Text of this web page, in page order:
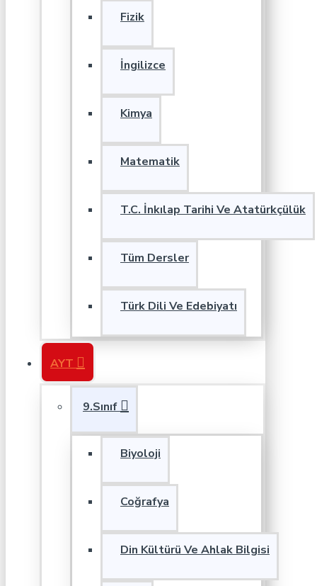
Fizik
İngilizce
Kimya
Matematik
T.C. İnkılap Tarihi Ve Atatürkçülük
Tüm Dersler
Türk Dili Ve Edebiyatı
AYT
9.Sınıf
Biyoloji
Coğrafya
Din Kültürü Ve Ahlak Bilgisi